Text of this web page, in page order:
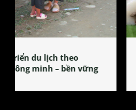
Làng làm bánh tẻ Phú
tỏa đặc sản xứ Đoài